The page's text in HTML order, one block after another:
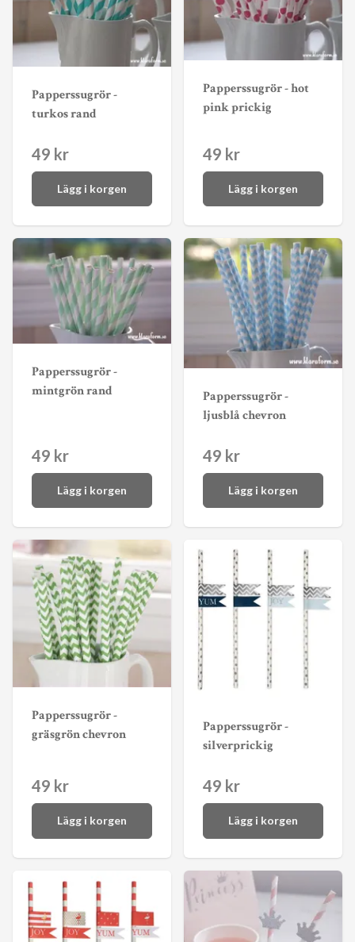
Papperssugrör -
turkos rand
49 kr
Lägg i korgen
Papperssugrör - hot
pink prickig
49 kr
Lägg i korgen
Papperssugrör -
mintgrön rand
49 kr
Lägg i korgen
Papperssugrör -
ljusblå chevron
49 kr
Lägg i korgen
Papperssugrör -
gräsgrön chevron
49 kr
Lägg i korgen
Papperssugrör -
silverprickig
49 kr
Lägg i korgen